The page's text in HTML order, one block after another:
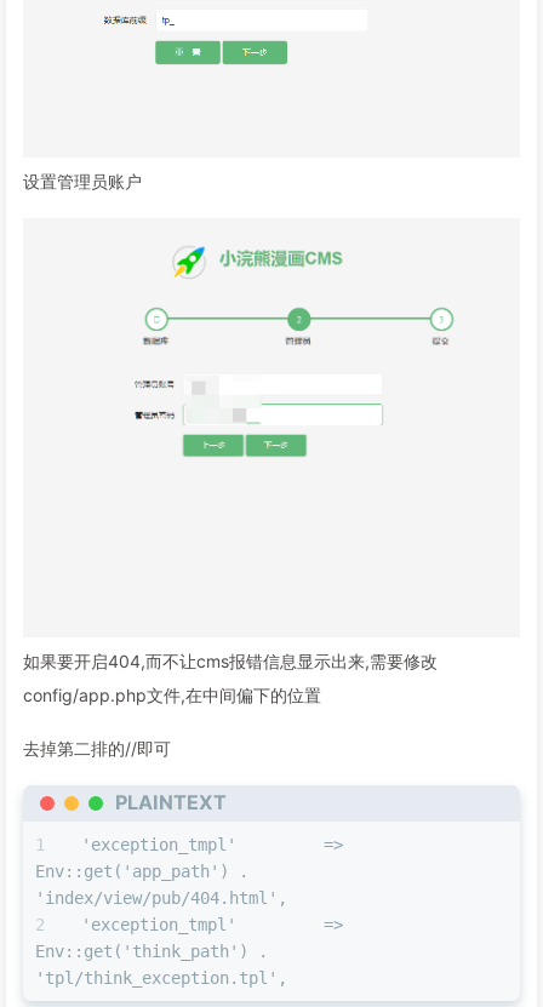
设置管理员账户
如果要开启404,而不让cms报错信息显示出来,需要修改
config/app.php文件,在中间偏下的位置
去掉第二排的//即可
PLAINTEXT
'exception_tmpl'         =>
Env::get('app_path') .
'index/view/pub/404.html',
'exception_tmpl'         =>
Env::get('think_path') .
'tpl/think_exception.tpl',